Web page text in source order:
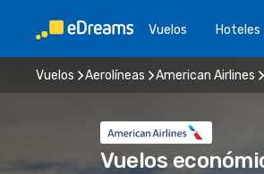
Vuelos Hoteles
Vuelos Aerolíneas American Airlines
Vuelos